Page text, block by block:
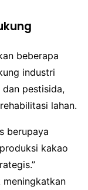
beberapa
industri
pestisida,
lahan.
berupaya
kakao